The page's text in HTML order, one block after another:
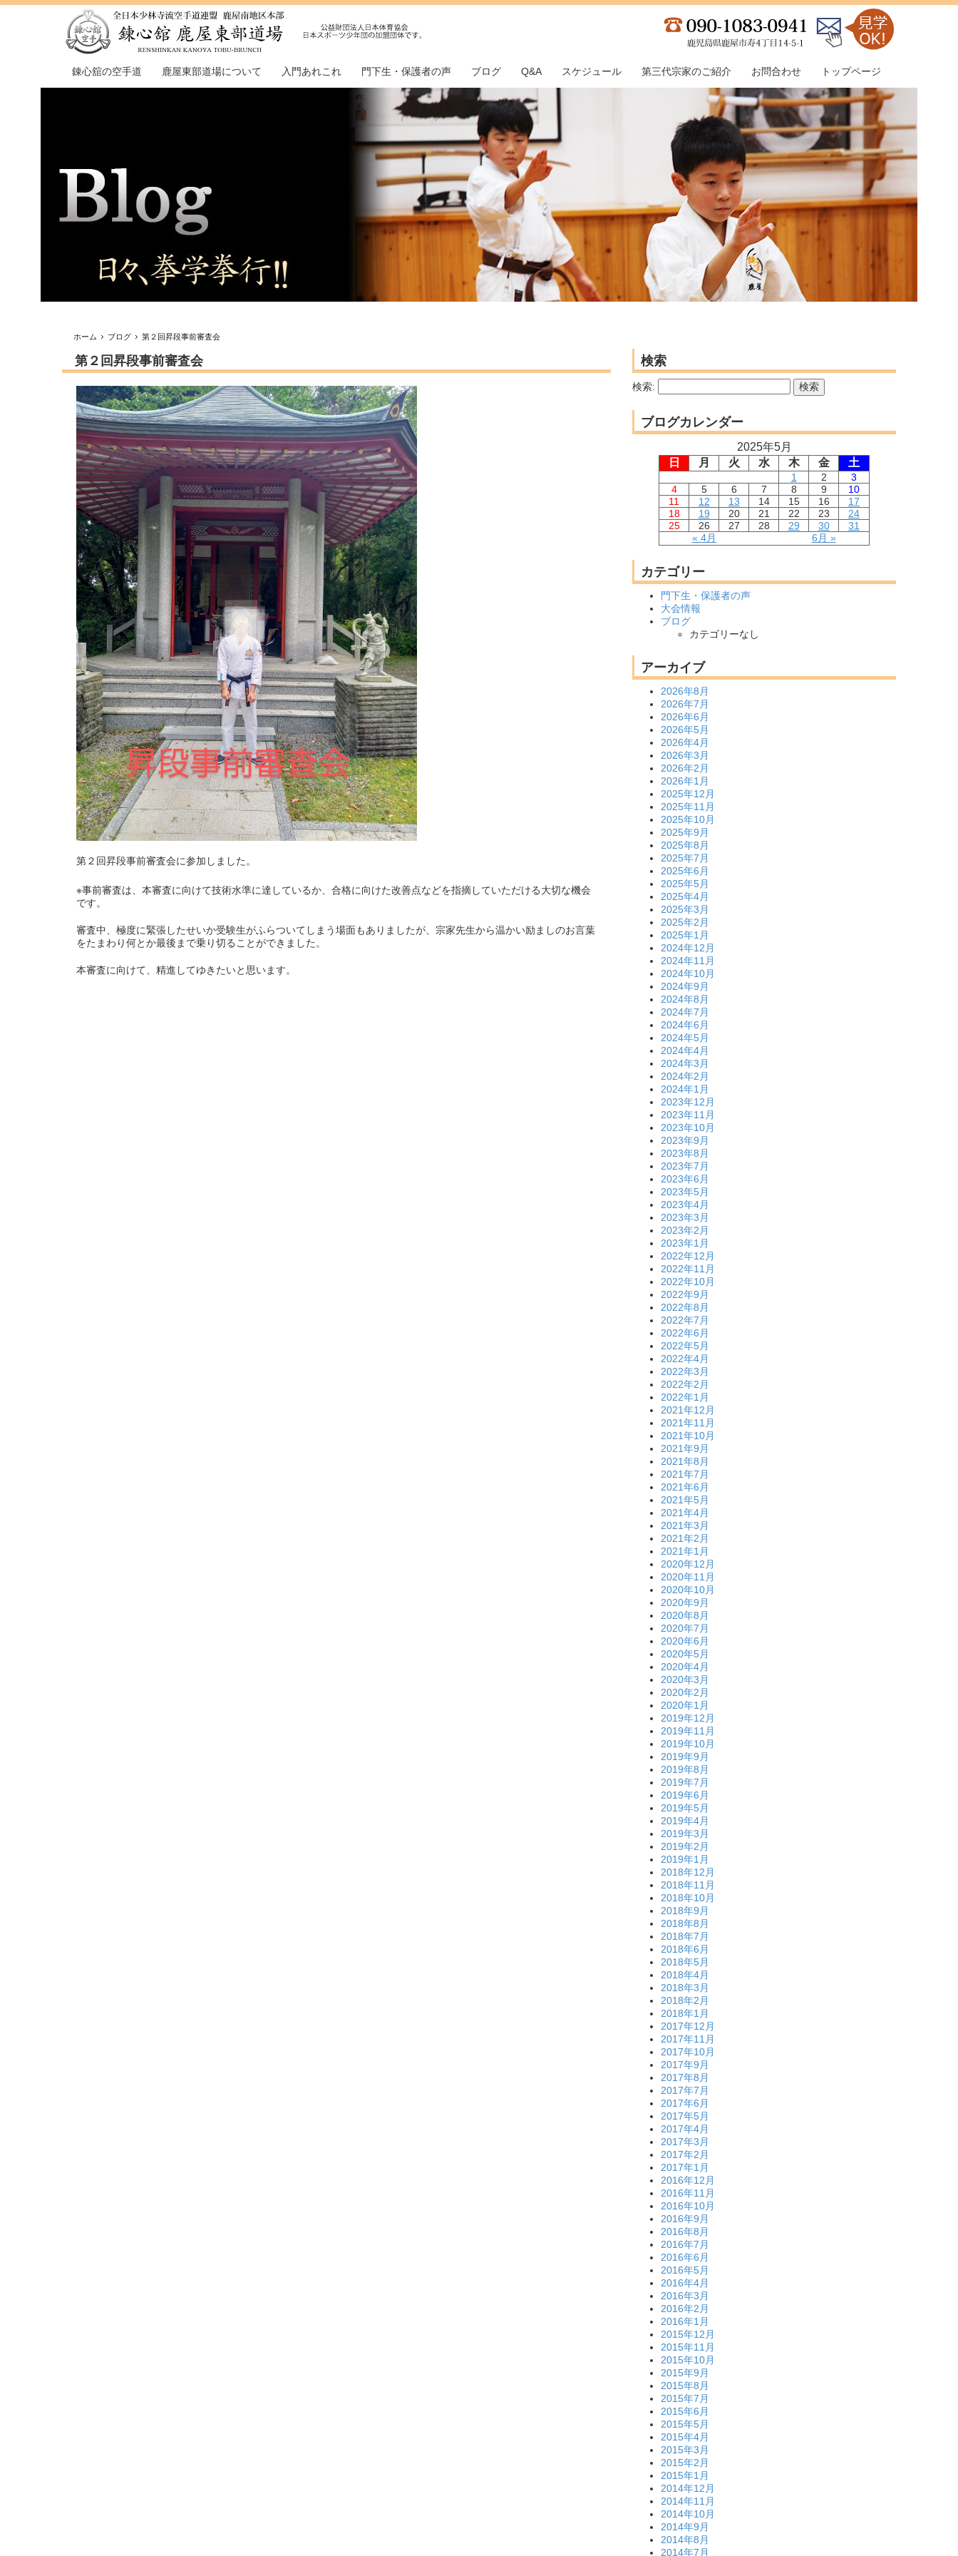
錬心舘の空手道 鹿屋東部道場について 入門あれこれ 門下生・保護者の声 ブログ Q&A スケジュール 第三代宗家のご紹介 お問合わせ トップページ
ホーム ブログ 第２回昇段事前審査会
第２回昇段事前審査会
第２回昇段事前審査会に参加しました。
※事前審査は、本審査に向けて技術水準に達しているか、合格に向けた改善点などを指摘していただける大切な機会
です。
審査中、極度に緊張したせいか受験生がふらついてしまう場面もありましたが、宗家先生から温かい励ましのお言葉
をたまわり何とか最後まで乗り切ることができました。
本審査に向けて、精進してゆきたいと思います。
検索
検索:
ブログカレンダー
2025年5月
日
月 火 水 木 金 土
« 4月 6月 »
1 2
3
4
5 6 7 8 9
10
11
12 13 14 15 16
17
18
19 20 21 22 23
24
25
26 27 28 29 30 31
カテゴリー
門下生・保護者の声
大会情報
ブログ
カテゴリーなし
アーカイブ
2026年8月
2026年7月
2026年6月
2026年5月
2026年4月
2026年3月
2026年2月
2026年1月
2025年12月
2025年11月
2025年10月
2025年9月
2025年8月
2025年7月
2025年6月
2025年5月
2025年4月
2025年3月
2025年2月
2025年1月
2024年12月
2024年11月
2024年10月
2024年9月
2024年8月
2024年7月
2024年6月
2024年5月
2024年4月
2024年3月
2024年2月
2024年1月
2023年12月
2023年11月
2023年10月
2023年9月
2023年8月
2023年7月
2023年6月
2023年5月
2023年4月
2023年3月
2023年2月
2023年1月
2022年12月
2022年11月
2022年10月
2022年9月
2022年8月
2022年7月
2022年6月
2022年5月
2022年4月
2022年3月
2022年2月
2022年1月
2021年12月
2021年11月
2021年10月
2021年9月
2021年8月
2021年7月
2021年6月
2021年5月
2021年4月
2021年3月
2021年2月
2021年1月
2020年12月
2020年11月
2020年10月
2020年9月
2020年8月
2020年7月
2020年6月
2020年5月
2020年4月
2020年3月
2020年2月
2020年1月
2019年12月
2019年11月
2019年10月
2019年9月
2019年8月
2019年7月
2019年6月
2019年5月
2019年4月
2019年3月
2019年2月
2019年1月
2018年12月
2018年11月
2018年10月
2018年9月
2018年8月
2018年7月
2018年6月
2018年5月
2018年4月
2018年3月
2018年2月
2018年1月
2017年12月
2017年11月
2017年10月
2017年9月
2017年8月
2017年7月
2017年6月
2017年5月
2017年4月
2017年3月
2017年2月
2017年1月
2016年12月
2016年11月
2016年10月
2016年9月
2016年8月
2016年7月
2016年6月
2016年5月
2016年4月
2016年3月
2016年2月
2016年1月
2015年12月
2015年11月
2015年10月
2015年9月
2015年8月
2015年7月
2015年6月
2015年5月
2015年4月
2015年3月
2015年2月
2015年1月
2014年12月
2014年11月
2014年10月
2014年9月
2014年8月
2014年7月